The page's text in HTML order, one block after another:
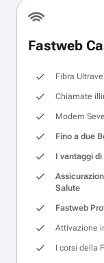
Fastweb
Fibra
Chiamate
Modem
Fino a due
I vantaggi
Salute
Fastweb
Attivazione
I corsi della